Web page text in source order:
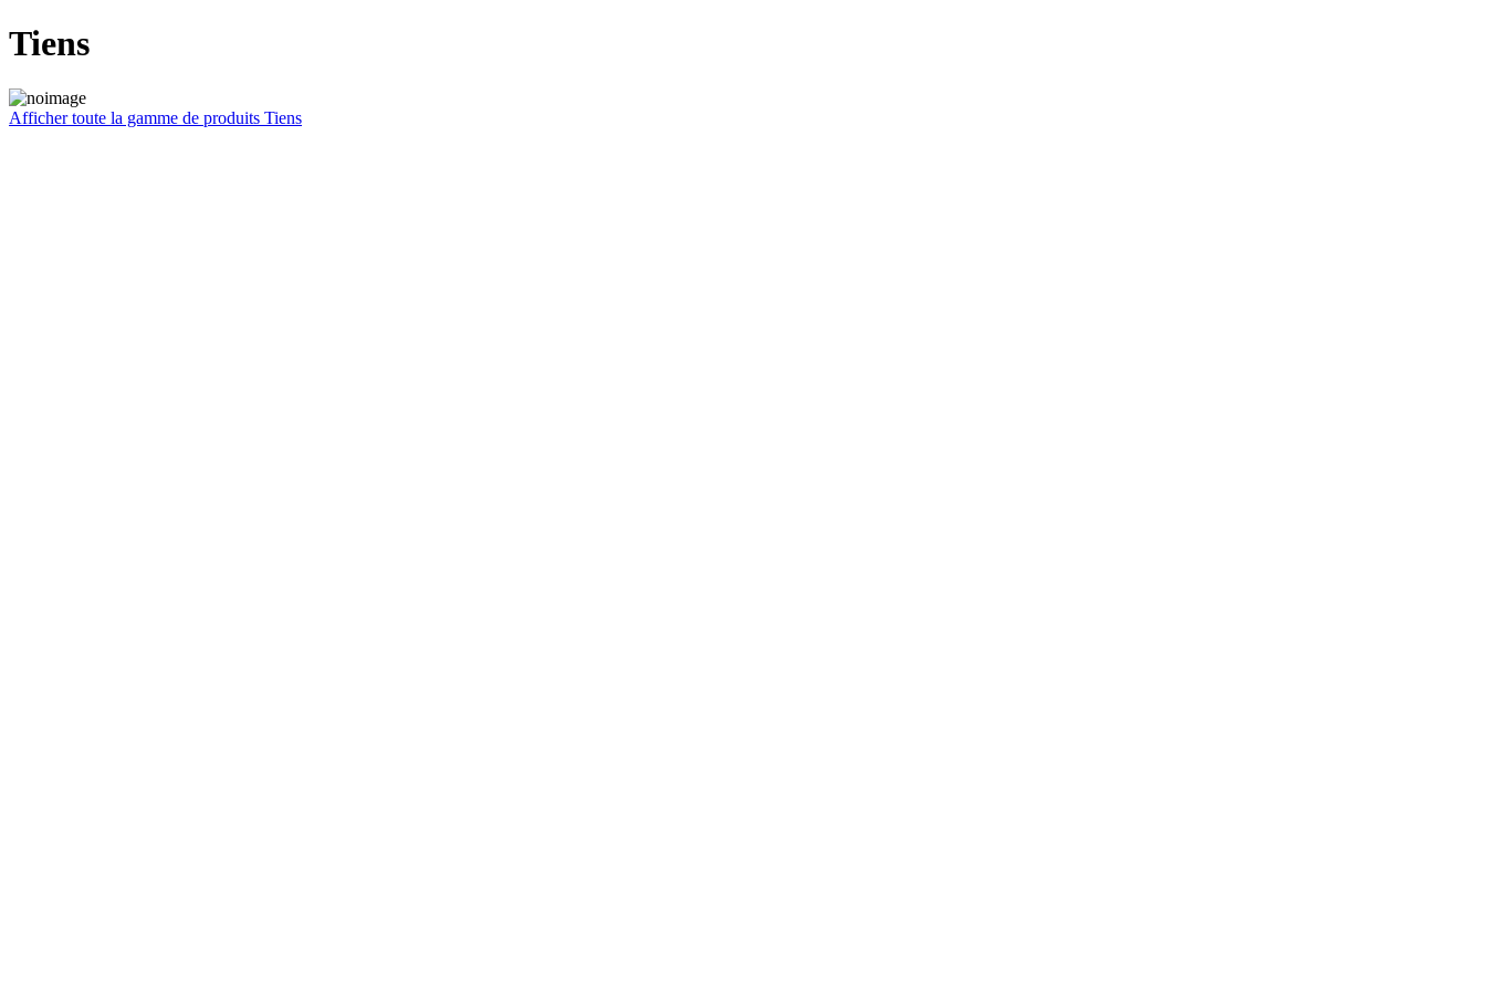
Tiens
Afficher toute la gamme de produits Tiens